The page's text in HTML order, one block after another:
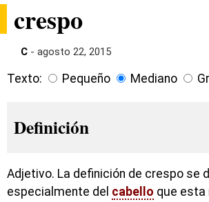
crespo
C - agosto 22, 2015
Texto: Pequeño Mediano
Definición
Adjetivo. La definición de crespo se
especialmente del cabello que esta